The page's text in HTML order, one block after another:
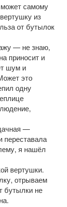
может самому
из
от бутылок
— не знаю,
приносит и
шум и
это
одну
—
переставала
я нашёл
вертушки.
отрываем
бутылки не